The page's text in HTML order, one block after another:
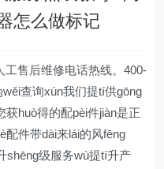
怎么做标记
工售后维修电话热线。400-
查询xún我们提tí供gōng
huò得的配pèi件jiàn是正
配件带dài来lái的风fēng
shēng级服务wù提tí升产